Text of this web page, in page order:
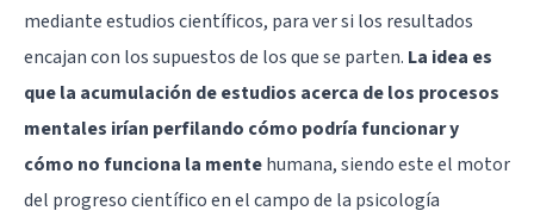
mediante estudios científicos, para ver si los resultados
encajan con los supuestos de los que se parten. La idea es
que la acumulación de estudios acerca de los procesos
mentales irían perfilando cómo podría funcionar y
cómo no funciona la mentehumana, siendo este el motor
del progreso científico en el campo de la psicología